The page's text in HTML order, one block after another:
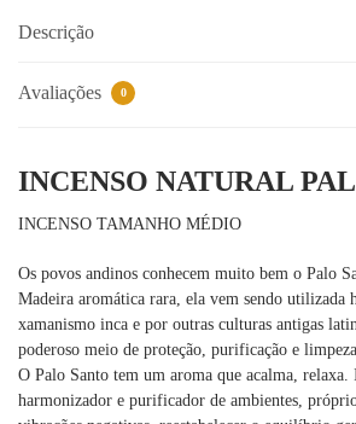
Descrição
Avaliações 0
INCENSO NATURAL
INCENSO TAMANHO MÉDIO
Os povos andinos conhecem muito bem o Palo
Madeira aromática rara, ela vem sendo utilizada
xamanismo inca e por outras culturas antigas
poderoso meio de proteção, purificação e
O Palo Santo tem um aroma que acalma,
harmonizador e purificador de ambientes,